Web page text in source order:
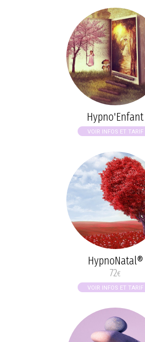
Hypno'Enfant
VOIR INFOS ET TARIF
HypnoNatal®
72€
VOIR INFOS ET TARIF